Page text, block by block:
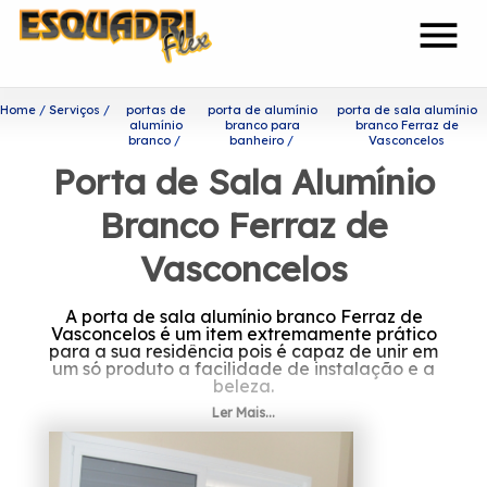
menu
Home Serviços
portas de
alumínio
branco
porta de alumínio
branco para
banheiro
porta de sala alumínio
branco Ferraz de
Vasconcelos
Porta de Sala Alumínio
Branco Ferraz de
Vasconcelos
A porta de sala alumínio branco Ferraz de
Vasconcelos é um item extremamente prático
para a sua residência pois é capaz de unir em
um só produto a facilidade de instalação e a
beleza.
Procurando por porta de sala
alumínio branco Ferraz de
Ler Mais...